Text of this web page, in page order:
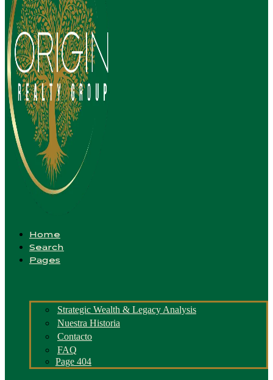
Home
Search
Pages
Strategic Wealth & Legacy Analysis
Nuestra Historia
Contacto
FAQ
Page 404